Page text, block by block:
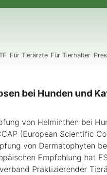
Für Tierärzte Für Tierhalter
bei Hunden und
von Helminthen bei
(European Scientific
von Dermatophyten
Empfehlung hat
Praktizierender